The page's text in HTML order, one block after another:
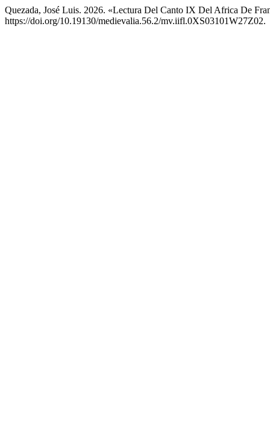
Quezada, José Luis. 2026. «Lectura Del Canto IX Del Africa De
https://doi.org/10.19130/medievalia.56.2/mv.iifl.0XS03101W27Z02.